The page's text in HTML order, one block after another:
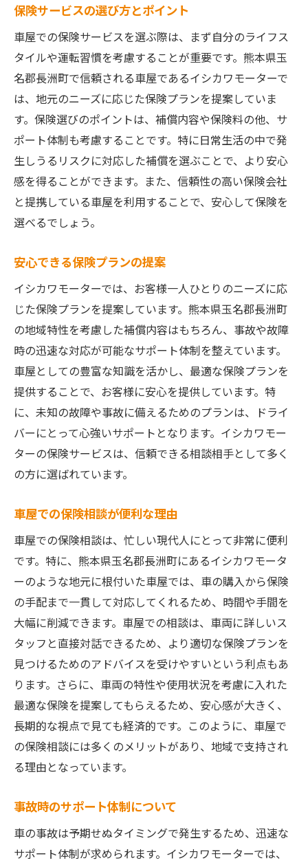
保険サービスの選び方とポイント
車屋での保険サービスを選ぶ際は、まず自分のライフス
タイルや運転習慣を考慮することが重要です。熊本県玉
名郡長洲町で信頼される車屋であるイシカワモーターで
は、地元のニーズに応じた保険プランを提案していま
す。保険選びのポイントは、補償内容や保険料の他、サ
ポート体制も考慮することです。特に日常生活の中で発
生しうるリスクに対応した補償を選ぶことで、より安心
感を得ることができます。また、信頼性の高い保険会社
と提携している車屋を利用することで、安心して保険を
選べるでしょう。
安心できる保険プランの提案
イシカワモーターでは、お客様一人ひとりのニーズに応
じた保険プランを提案しています。熊本県玉名郡長洲町
の地域特性を考慮した補償内容はもちろん、事故や故障
時の迅速な対応が可能なサポート体制を整えています。
車屋としての豊富な知識を活かし、最適な保険プランを
提供することで、お客様に安心を提供しています。特
に、未知の故障や事故に備えるためのプランは、ドライ
バーにとって心強いサポートとなります。イシカワモー
ターの保険サービスは、信頼できる相談相手として多く
の方に選ばれています。
車屋での保険相談が便利な理由
車屋での保険相談は、忙しい現代人にとって非常に便利
です。特に、熊本県玉名郡長洲町にあるイシカワモータ
ーのような地元に根付いた車屋では、車の購入から保険
の手配まで一貫して対応してくれるため、時間や手間を
大幅に削減できます。車屋での相談は、車両に詳しいス
タッフと直接対話できるため、より適切な保険プランを
見つけるためのアドバイスを受けやすいという利点もあ
ります。さらに、車両の特性や使用状況を考慮に入れた
最適な保険を提案してもらえるため、安心感が大きく、
長期的な視点で見ても経済的です。このように、車屋で
の保険相談には多くのメリットがあり、地域で支持され
る理由となっています。
事故時のサポート体制について
車の事故は予期せぬタイミングで発生するため、迅速な
サポート体制が求められます。イシカワモーターでは、